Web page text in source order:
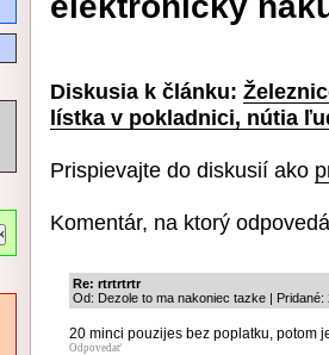
Diskusia k článku:
lístka v pokladnici, nútia
Prispievajte do diskusií ako
Komentár, na ktorý
Re: rtrtrtrtr
Od: Dezole to ma nakoniec tazke | Pridané:
20 minci pouzijes bez poplatku, potom
Odpovedať